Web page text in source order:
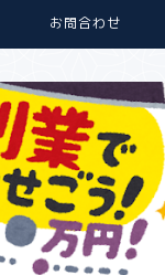
お問合わせ